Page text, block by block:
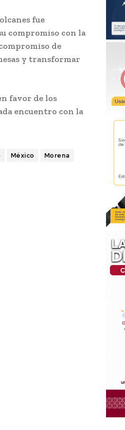
fue
compromiso con la
de
y transformar
favor de los
encuentro con la
México
Morena